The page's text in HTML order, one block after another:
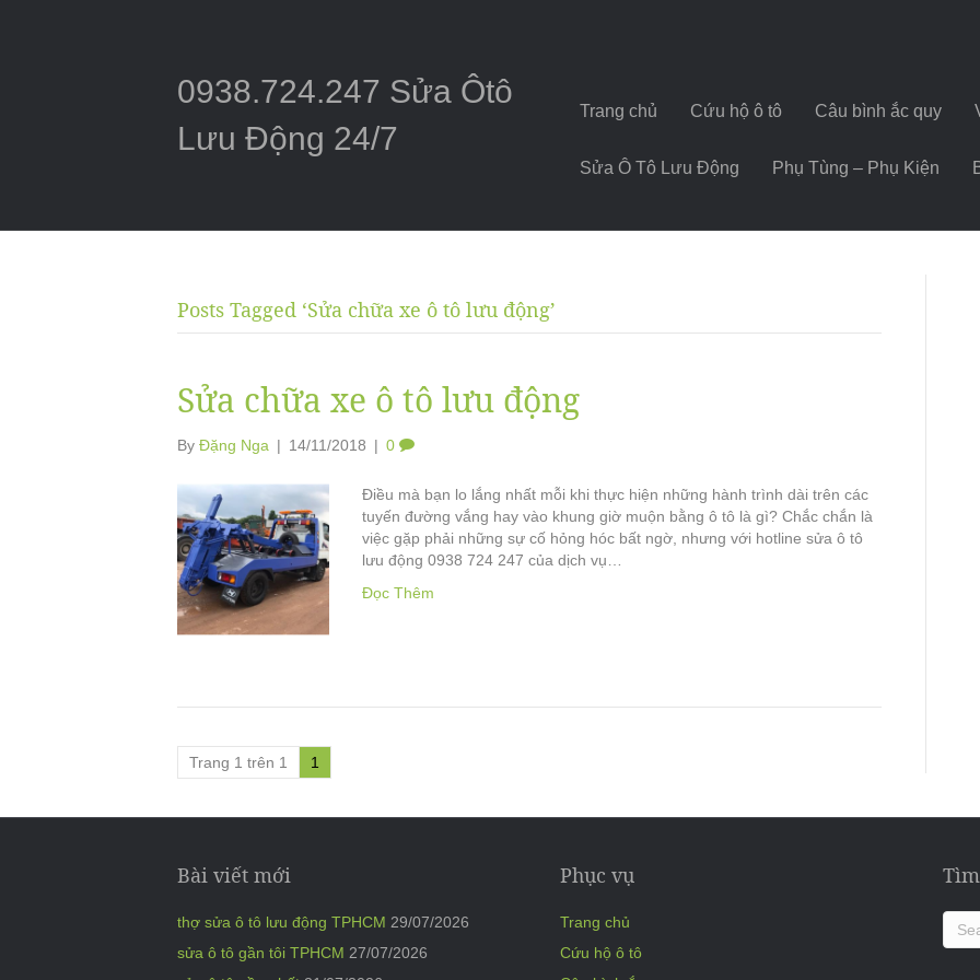
0938.724.247 Sửa Ôtô
Lưu Động 24/7
Trang chủ Cứu hộ ô tô Câu bình ắc quy
Sửa Ô Tô Lưu Động Phụ Tùng – Phụ Kiện
Posts Tagged ‘Sửa chữa xe ô tô lưu động’
Sửa chữa xe ô tô lưu động
By Đặng Nga | 14/11/2018 | 0
Điều mà bạn lo lắng nhất mỗi khi thực hiện những hành trình dài trên các
tuyến đường vắng hay vào khung giờ muộn bằng ô tô là gì? Chắc chắn là
việc gặp phải những sự cố hỏng hóc bất ngờ, nhưng với hotline sửa ô tô
lưu động 0938 724 247 của dịch vụ…
Đọc Thêm
Trang 1 trên 1 1
Bài viết mới
thợ sửa ô tô lưu động TPHCM 29/07/2026
sửa ô tô gần tôi TPHCM 27/07/2026
Phục vụ
Trang chủ
Cứu hộ ô tô